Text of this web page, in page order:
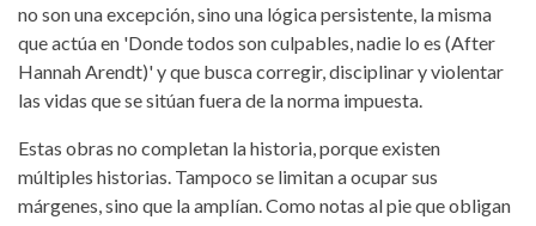
no son una excepción, sino una lógica persistente, la misma
que actúa en 'Donde todos son culpables, nadie lo es (After
Hannah Arendt)' y que busca corregir, disciplinar y violentar
las vidas que se sitúan fuera de la norma impuesta.
Estas obras no completan la historia, porque existen
múltiples historias. Tampoco se limitan a ocupar sus
márgenes, sino que la amplían. Como notas al pie que obligan